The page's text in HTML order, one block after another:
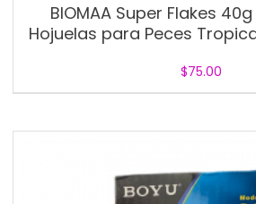
BIOMAA Super Flakes
Hojuelas para Peces
$75.00